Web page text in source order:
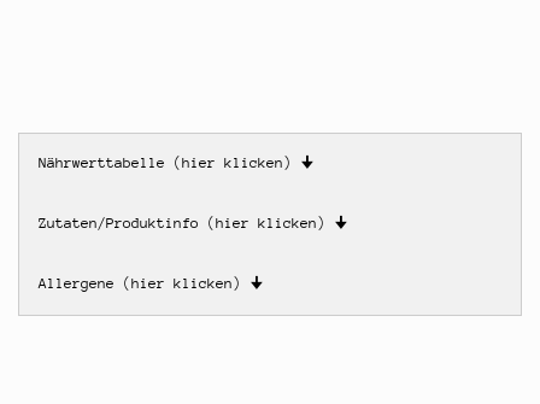
Nährwerttabelle (hier klicken) 🠋
Zutaten/Produktinfo (hier klicken) 🠋
Allergene (hier klicken) 🠋